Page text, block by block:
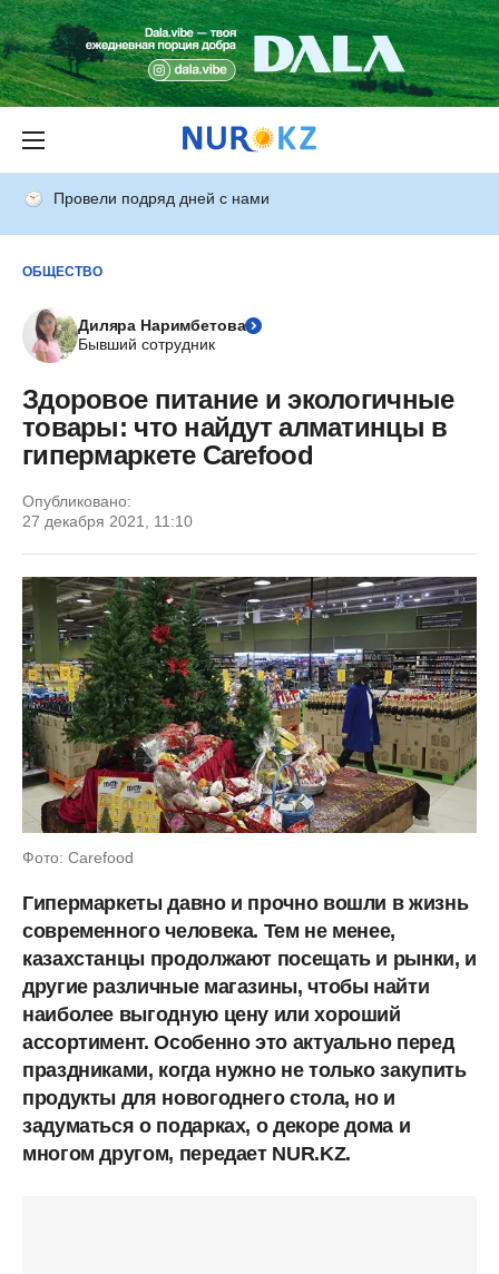
Провели подряд дней с нами
ОБЩЕСТВО
Диляра Наримбетова
Бывший сотрудник
Здоровое питание и экологичные
товары: что найдут алматинцы в
гипермаркете Carefood
Опубликовано:
27 декабря 2021, 11:10
Фото: Carefood
Гипермаркеты давно и прочно вошли в жизнь
современного человека. Тем не менее,
казахстанцы продолжают посещать и рынки, и
другие различные магазины, чтобы найти
наиболее выгодную цену или хороший
ассортимент. Особенно это актуально перед
праздниками, когда нужно не только закупить
продукты для новогоднего стола, но и
задуматься о подарках, о декоре дома и
многом другом, передает NUR.KZ.